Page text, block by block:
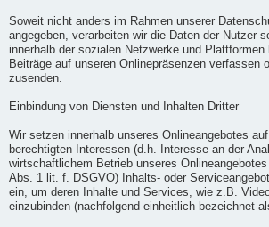
Soweit nicht anders im Rahmen unserer
angegeben, verarbeiten wir die Daten der Nutzer
innerhalb der sozialen Netzwerke und
Beiträge auf unseren Onlinepräsenzen verfassen
zusenden.
Einbindung von Diensten und Inhalten Dritter
Wir setzen innerhalb unseres Onlineangebotes
berechtigten Interessen (d.h. Interesse an der
wirtschaftlichem Betrieb unseres
Abs. 1 lit. f. DSGVO) Inhalts- oder
ein, um deren Inhalte und Services, wie z.B.
einzubinden (nachfolgend einheitlich bezeichnet